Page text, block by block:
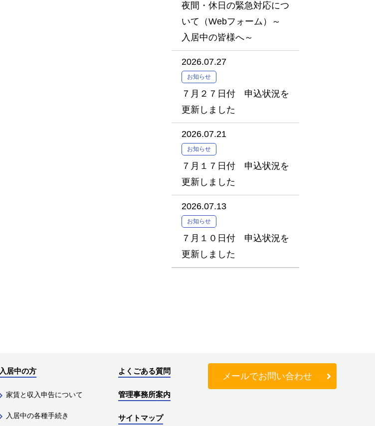
夜間・休日の緊急対応につ
いて（Webフォーム）～
入居中の皆様へ～
2026.07.27
お知らせ
７月２７日付 申込状況を
更新しました
2026.07.21
お知らせ
７月１７日付 申込状況を
更新しました
2026.07.13
お知らせ
７月１０日付 申込状況を
更新しました
入居中の方
家賃と収入申告について
入居中の各種手続き
よくごある質問
管理事務所案内
サイトマップ
メールでお問い合わせ